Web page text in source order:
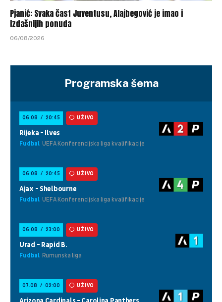
Pjanić: Svaka čast Juventusu, Alajbegović je imao i
izdašnijih ponuda
06/08/2026
Programska šema